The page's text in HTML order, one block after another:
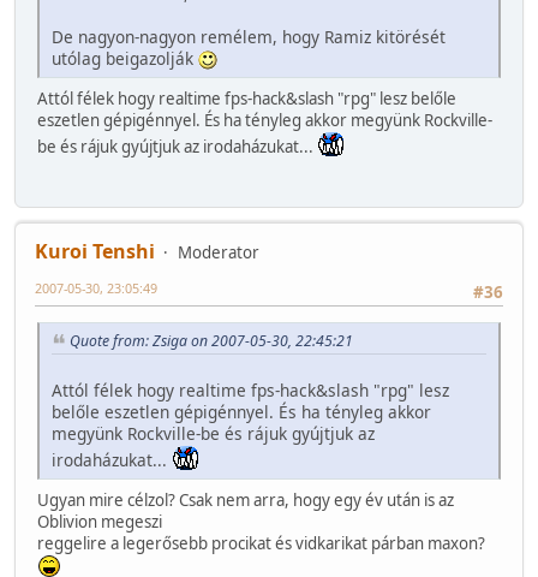
De nagyon-nagyon remélem, hogy Ramiz kitörését
utólag beigazolják
Attól félek hogy realtime fps-hack&slash "rpg" lesz belőle
eszetlen gépigénnyel. És ha tényleg akkor megyünk Rockville-
be és rájuk gyújtjuk az irodaházukat...
Kuroi Tenshi
Moderator
#36
2007-05-30, 23:05:49
Quote from: Zsiga on 2007-05-30, 22:45:21
Attól félek hogy realtime fps-hack&slash "rpg" lesz
belőle eszetlen gépigénnyel. És ha tényleg akkor
megyünk Rockville-be és rájuk gyújtjuk az
irodaházukat...
Ugyan mire célzol? Csak nem arra, hogy egy év után is az
Oblivion megeszi
reggelire a legerősebb procikat és vidkarikat párban maxon?